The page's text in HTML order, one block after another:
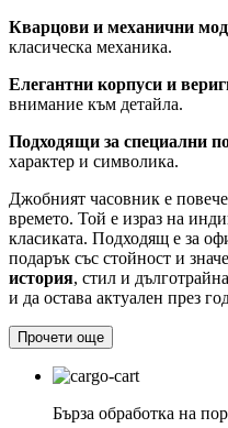
Кварцови и механични
класическа механика.
Елегантни корпуси и
внимание към детайла.
Подходящи за специални
характер и символика.
Джобният часовник е
времето. Той е израз на
класиката. Подходящ е за
подарък със стойност и
история, стил и
и да остава актуален през
Прочети още
Бърза обработка на